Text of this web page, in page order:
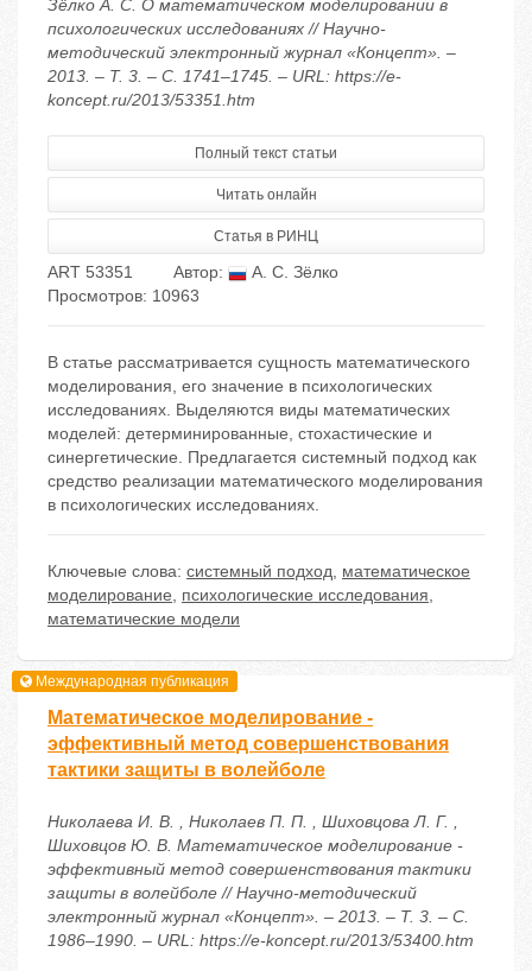
Зёлко А. С. О математическом моделировании в
психологических исследованиях // Научно-
методический электронный журнал «Концепт». –
2013. – Т. 3. – С. 1741–1745. – URL: https://e-
koncept.ru/2013/53351.htm
Полный текст статьи
Читать онлайн
Статья в РИНЦ
ART 53351 Автор:
А. С. Зёлко
Просмотров: 10963
В статье рассматривается сущность математического
моделирования, его значение в психологических
исследованиях. Выделяются виды математических
моделей: детерминированные, стохастические и
синергетические. Предлагается системный подход как
средство реализации математического моделирования
в психологических исследованиях.
Ключевые слова: системный подход, математическое
моделирование, психологические исследования,
математические модели
Международная публикация
Математическое моделирование -
эффективный метод совершенствования
тактики защиты в волейболе
Николаева И. В. , Николаев П. П. , Шиховцова Л. Г. ,
Шиховцов Ю. В. Математическое моделирование -
эффективный метод совершенствования тактики
защиты в волейболе // Научно-методический
электронный журнал «Концепт». – 2013. – Т. 3. – С.
1986–1990. – URL: https://e-koncept.ru/2013/53400.htm